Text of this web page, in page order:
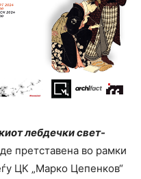
лебдечки свет-
претставена во рамки
ЦК „Марко Цепенков“